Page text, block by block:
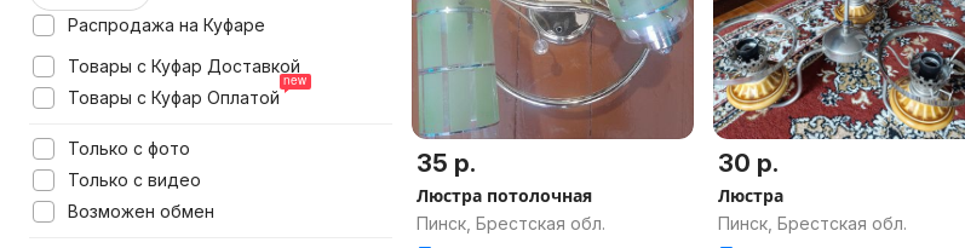
Распродажа на Куфаре
Товары с Куфар Доставкой
Товары с Куфар Оплатой
Только с фото
Только с видео
Возможен обмен
35 р.
Люстра потолочная
Пинск, Брестская обл.
30 р.
Люстра
Пинск, Брестская обл.